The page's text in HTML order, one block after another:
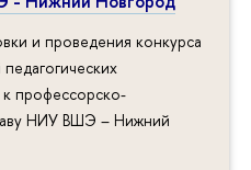
и проведения конкурса
профессорско-
НИУ ВШЭ – Нижний